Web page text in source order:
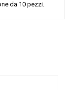
da 10 pezzi.